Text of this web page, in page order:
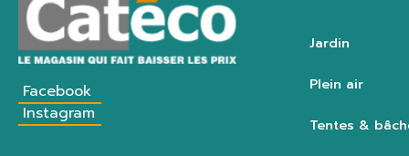
Facebook
Instagram
Jardin
Plein air
Tentes &